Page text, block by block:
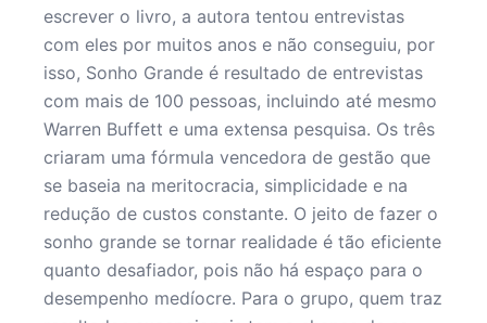
escrever o livro, a autora tentou entrevistas
com eles por muitos anos e não conseguiu, por
isso, Sonho Grande é resultado de entrevistas
com mais de 100 pessoas, incluindo até mesmo
Warren Buffett e uma extensa pesquisa. Os três
criaram uma fórmula vencedora de gestão que
se baseia na meritocracia, simplicidade e na
redução de custos constante. O jeito de fazer o
sonho grande se tornar realidade é tão eficiente
quanto desafiador, pois não há espaço para o
desempenho medíocre. Para o grupo, quem traz